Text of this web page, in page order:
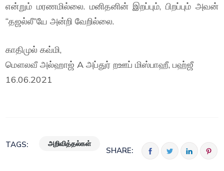
என்றும் மரணமில்லை. மனிதனின் இறப்பும், பிறப்பும் அவன்
“தஜல்லீ”யே அன்றி வேறில்லை.
காதிமுல் கவ்மி,
மௌலவீ அல்ஹாஜ் A அப்துர் றஊப் மிஸ்பாஹீ, பஹ்ஜீ
16.06.2021
TAGS: அறிவித்தல்கள்
SHARE: